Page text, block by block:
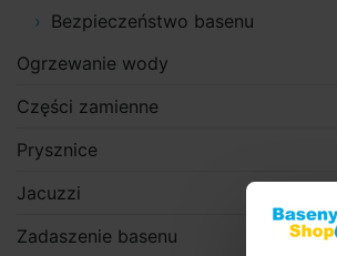
Bezpieczeństwo basenu
Ogrzewanie wody
Części zamienne
Prysznice
Jacuzzi
Zadaszenie basenu